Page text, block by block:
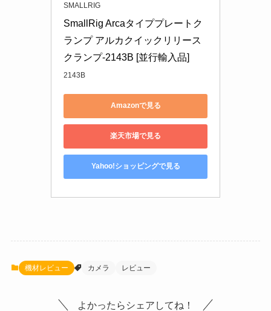
SMALLRIG
SmallRig Arcaタイププレートク
ランプ アルカクイックリリース
クランプ-2143B [並行輸入品]
2143B
Amazonで見る
楽天市場で見る
Yahoo!ショッピングで見る
機材レビュー カメラ レビュー
よかったらシェアしてね！